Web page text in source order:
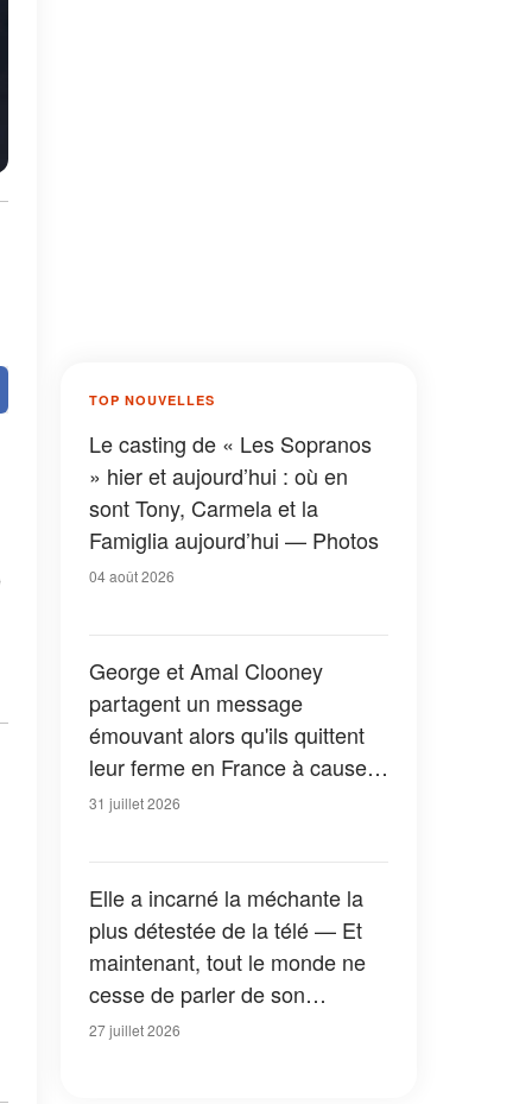
TOP NOUVELLES
Le casting de « Les Sopranos
» hier et aujourd’hui : où en
sont Tony, Carmela et la
Famiglia aujourd’hui — Photos
04 août 2026
George et Amal Clooney
partagent un message
émouvant alors qu'ils quittent
leur ferme en France à cause
des feux de forêt — Tous les
31 juillet 2026
Elle a incarné la méchante la
plus détestée de la télé — Et
maintenant, tout le monde ne
cesse de parler de son
apparition dans la nouvelle
27 juillet 2026